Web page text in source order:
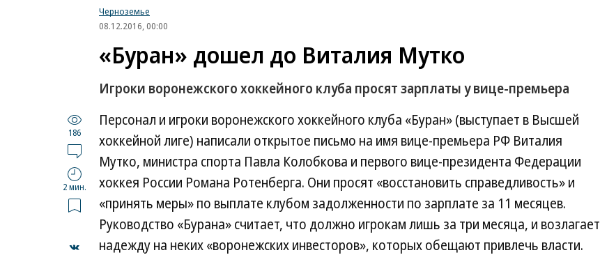
Черноземье
08.12.2016, 00:00
«Буран» дошел до Виталия Мутко
Игроки воронежского хоккейного клуба просят зарплаты у вице-премьера
186
2 мин.
Персонал и игроки воронежского хоккейного клуба «Буран» (выступает в Высшей
хоккейной лиге) написали открытое письмо на имя вице-премьера РФ Виталия
Мутко, министра спорта Павла Колобкова и первого вице-президента Федерации
хоккея России Романа Ротенберга. Они просят «восстановить справедливость» и
«принять меры» по выплате клубом задолженности по зарплате за 11 месяцев.
Руководство «Бурана» считает, что должно игрокам лишь за три месяца, и возлагает
надежду на неких «воронежских инвесторов», которых обещают привлечь власти.